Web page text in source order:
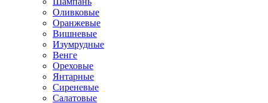
Оливковые
Оранжевые
Вишневые
Изумрудные
Венге
Ореховые
Янтарные
Сиреневые
Салатовые